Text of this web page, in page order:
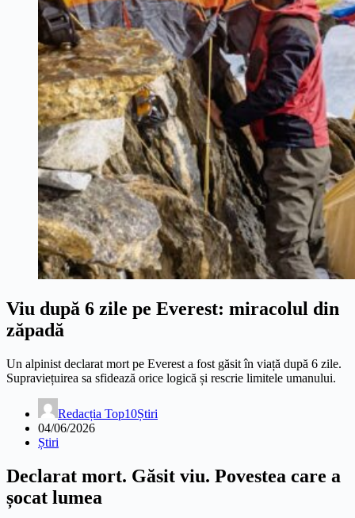
Viu după 6 zile pe Everest: miracolul din
zăpadă
Un alpinist declarat mort pe Everest a fost găsit în viață după 6 zile.
Supraviețuirea sa sfidează orice logică și rescrie limitele umanului.
Redacția Top10Știri
04/06/2026
Știri
Declarat mort. Găsit viu. Povestea care a
șocat lumea